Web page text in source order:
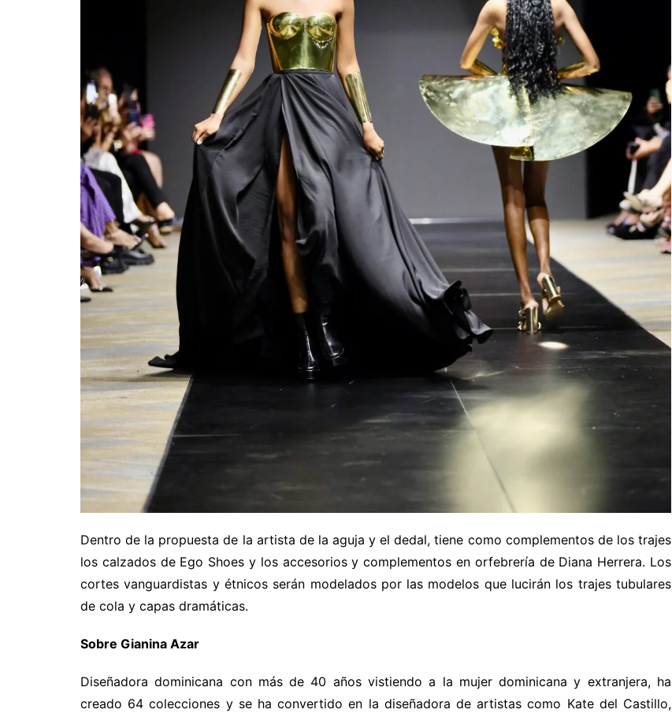
Dentro de la propuesta de la artista de la aguja y el dedal, tiene como complementos de los trajes
los calzados de Ego Shoes y los accesorios y complementos en orfebrería de Diana Herrera. Los
cortes vanguardistas y étnicos serán modelados por las modelos que lucirán los trajes tubulares
de cola y capas dramáticas.
Sobre Gianina Azar
Diseñadora dominicana con más de 40 años vistiendo a la mujer dominicana y extranjera, ha
creado 64 colecciones y se ha convertido en la diseñadora de artistas como Kate del Castillo,